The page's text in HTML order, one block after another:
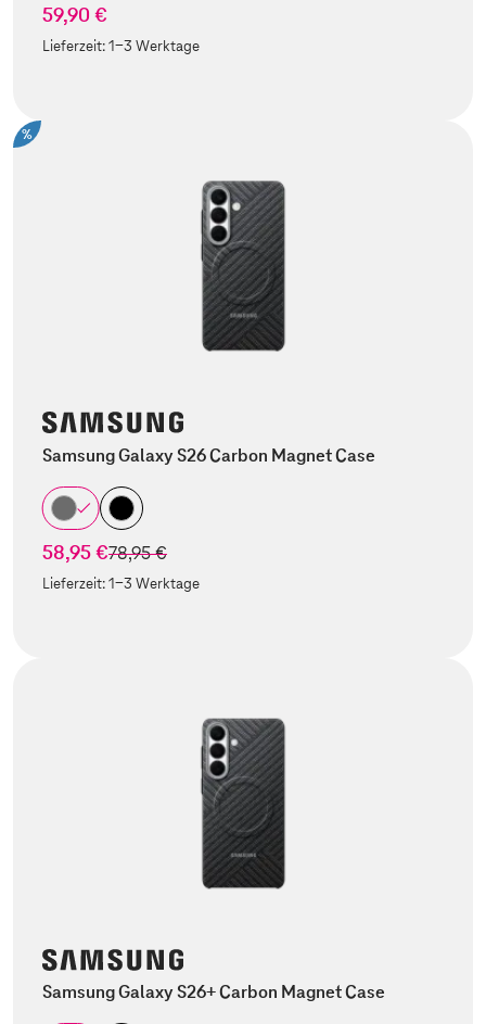
59,90 €
Lieferzeit:1-3 Werktage
%
Samsung Galaxy S26 Carbon Magnet Case
58,95 €statt
78,95 €
Lieferzeit:1-3 Werktage
Samsung Galaxy S26+ Carbon Magnet Case